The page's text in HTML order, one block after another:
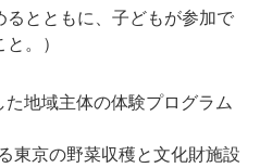
るとともに、子どもが参加で
。）
地域主体の体験プログラム
東京の野菜収穫と文化財施設